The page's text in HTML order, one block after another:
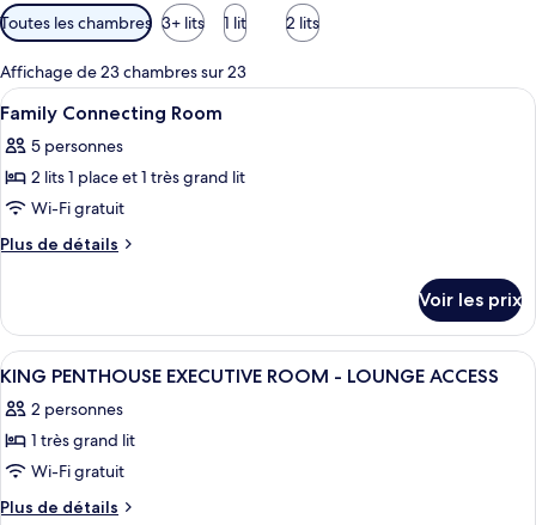
Filtres
disponibles
pour
les
chambres
Toutes les chambres 3+ lits 1 lit 2 lits
Affichage de 23 chambres sur 23
Afficher
toutes
les
photos
pour
ce
chambre :
Family
Connecting
Room
Literie de qualité supérieure,
7
Family Connecting Room
5 personnes
2 lits 1 place et 1 très grand lit
Wi-Fi gratuit
Plus de détails
Plus
le
type
de
Family
Connecting
Voir les prix
Afficher
toutes
les
photos
pour
ce
Literie de qualité supérieure,
17
KING PENTHOUSE EXECUTIVE ROOM - LOUNGE ACCESS
2 personnes
1 très grand lit
Wi-Fi gratuit
Plus de détails
Plus